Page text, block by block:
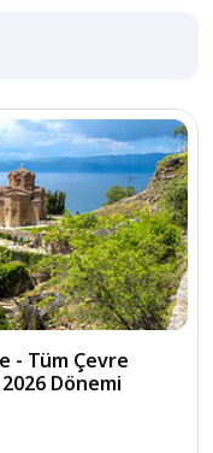
- Tüm Çevre
Dönemi